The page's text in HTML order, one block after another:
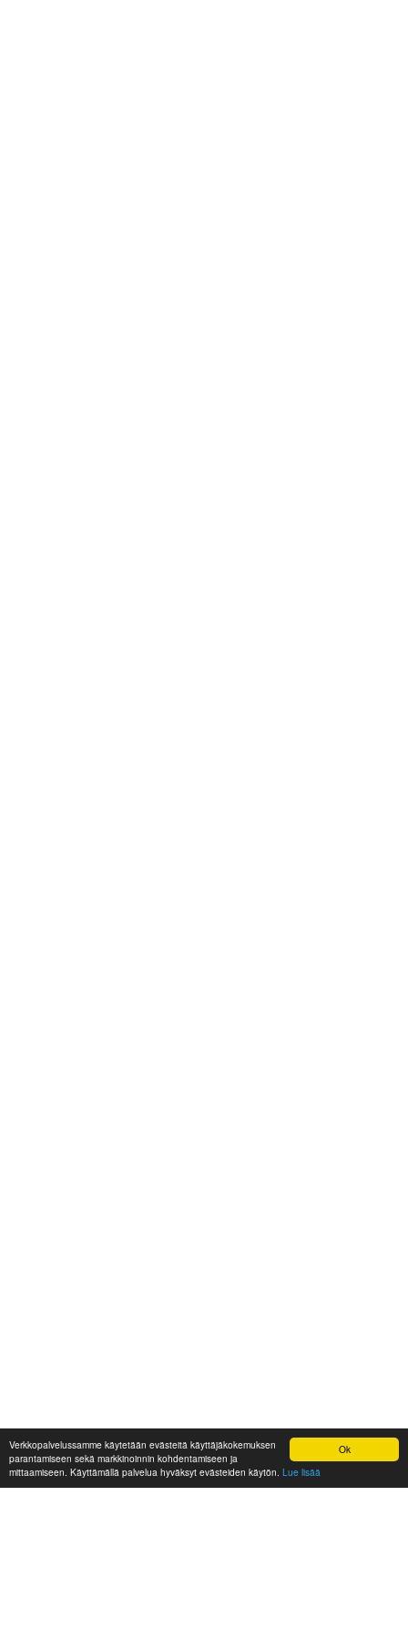
Ok
Verkkopalvelussamme käytetään evästeitä käyttäjäkokemuksen
parantamiseen sekä markkinoinnin kohdentamiseen ja
mittaamiseen. Käyttämällä palvelua hyväksyt evästeiden käytön. Lue lisää